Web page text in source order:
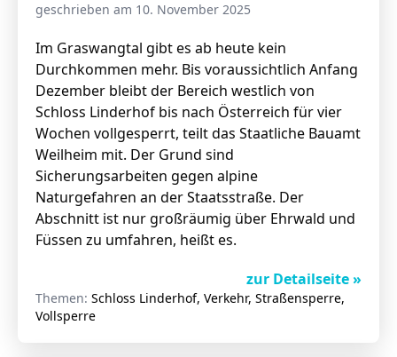
geschrieben am 10. November 2025
Im Graswangtal gibt es ab heute kein
Durchkommen mehr. Bis voraussichtlich Anfang
Dezember bleibt der Bereich westlich von
Schloss Linderhof bis nach Österreich für vier
Wochen vollgesperrt, teilt das Staatliche Bauamt
Weilheim mit. Der Grund sind
Sicherungsarbeiten gegen alpine
Naturgefahren an der Staatsstraße. Der
Abschnitt ist nur großräumig über Ehrwald und
Füssen zu umfahren, heißt es.
zur Detailseite »
Themen: Schloss Linderhof, Verkehr, Straßensperre,
Vollsperre